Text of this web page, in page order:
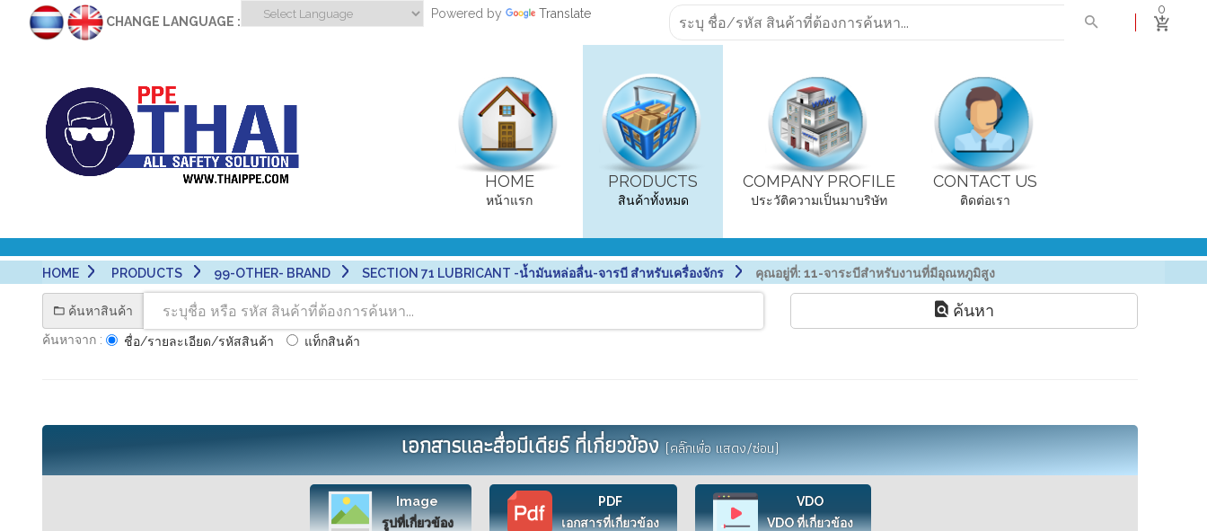
CHANGE LANGUAGE :
Powered by Translate 0
HOME
หน้าแรก
PRODUCTS
สินค้าทั้งหมด
COMPANY PROFILE
ประวัติความเป็นมาบริษัท
CONTACT US
ติดต่อเรา
HOME PRODUCTS 99-OTHER- BRAND SECTION 71 LUBRICANT -น้ำมันหล่อลื่น-จารบี สำหรับเครื่องจักร คุณอยู่ที่: 11-จาระบีสำหรับงานที่มีอุณหภูมิสูง
ค้นหาสินค้า
ค้นหาจาก :
ชื่อ/รายละเอียด/รหัสสินค้า แท็กสินค้า
ค้นหา
เอกสารและสื่อมีเดียร์ ที่เกี่ยวข้อง(คลิ๊กเพื่อ แสดง/ซ่อน)
Image
รูปที่เกี่ยวข้อง
PDF
เอกสารที่เกี่ยวข้อง
VDO
VDO ที่เกี่ยวข้อง